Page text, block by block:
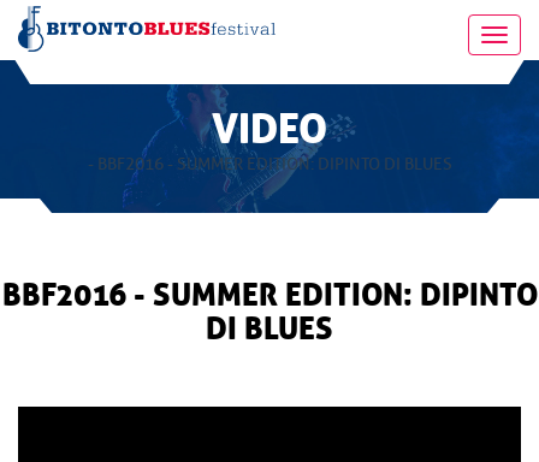
VIDEO
- BBF2016 - SUMMER EDITION: DIPINTO DI BLUES
BBF2016 - SUMMER EDITION: DIPINTO
DI BLUES